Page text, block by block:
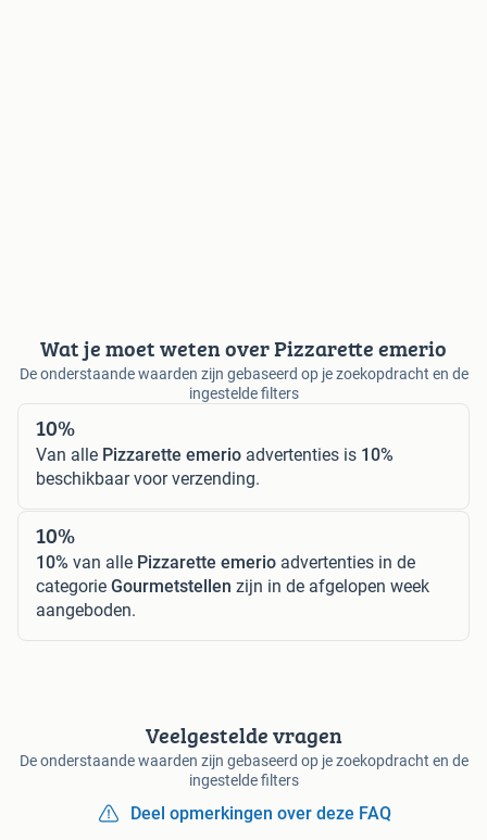
Wat je moet weten over Pizzarette emerio
De onderstaande waarden zijn gebaseerd op je zoekopdracht en de
ingestelde filters
10%
Van alle Pizzarette emerio advertenties is 10%
beschikbaar voor verzending.
10%
10% van alle Pizzarette emerio advertenties in de
categorie Gourmetstellen zijn in de afgelopen week
aangeboden.
Veelgestelde vragen
De onderstaande waarden zijn gebaseerd op je zoekopdracht en de
ingestelde filters
Deel opmerkingen over deze FAQ